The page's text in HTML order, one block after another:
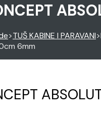
>TUŠ KABINE I PARAVANI>
6mm